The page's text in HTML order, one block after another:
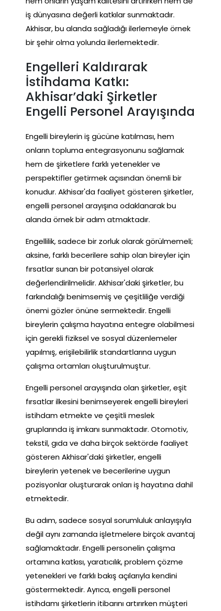
iş dünyasına değerli katkılar sunmaktadır.
Akhisar, bu alanda sağladığı ilerlemeyle örnek
bir şehir olma yolunda ilerlemektedir.
Engelleri Kaldırarak
İstihdama Katkı:
Akhisar’daki Şirketler
Engelli Personel Arayışında
Engelli bireylerin iş gücüne katılması, hem
onların topluma entegrasyonunu sağlamak
hem de şirketlere farklı yetenekler ve
perspektifler getirmek açısından önemli bir
konudur. Akhisar'da faaliyet gösteren şirketler,
engelli personel arayışına odaklanarak bu
alanda örnek bir adım atmaktadır.
Engellilik, sadece bir zorluk olarak görülmemeli;
aksine, farklı becerilere sahip olan bireyler için
fırsatlar sunan bir potansiyel olarak
değerlendirilmelidir. Akhisar'daki şirketler, bu
farkındalığı benimsemiş ve çeşitliliğe verdiği
önemi gözler önüne sermektedir. Engelli
bireylerin çalışma hayatına entegre olabilmesi
için gerekli fiziksel ve sosyal düzenlemeler
yapılmış, erişilebilirlik standartlarına uygun
çalışma ortamları oluşturulmuştur.
Engelli personel arayışında olan şirketler, eşit
fırsatlar ilkesini benimseyerek engelli bireyleri
istihdam etmekte ve çeşitli meslek
gruplarında iş imkanı sunmaktadır. Otomotiv,
tekstil, gıda ve daha birçok sektörde faaliyet
gösteren Akhisar'daki şirketler, engelli
bireylerin yetenek ve becerilerine uygun
pozisyonlar oluşturarak onları iş hayatına dahil
etmektedir.
Bu adım, sadece sosyal sorumluluk anlayışıyla
değil aynı zamanda işletmelere birçok avantaj
sağlamaktadır. Engelli personelin çalışma
ortamına katkısı, yaratıcılık, problem çözme
yetenekleri ve farklı bakış açılarıyla kendini
göstermektedir. Ayrıca, engelli personel
istihdamı şirketlerin itibarını artırırken müşteri